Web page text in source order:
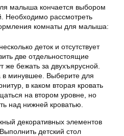
малыша кончается выбором
Необходимо рассмотреть
комнаты для малыша:
деток и отсутствует
две отдельностоящие
же бежать за двухъярусной.
минувшее. Выберите для
в каком вторая кровать
на втором уровне, но
над нижней кроватью.
декоративных элементов
детский стол